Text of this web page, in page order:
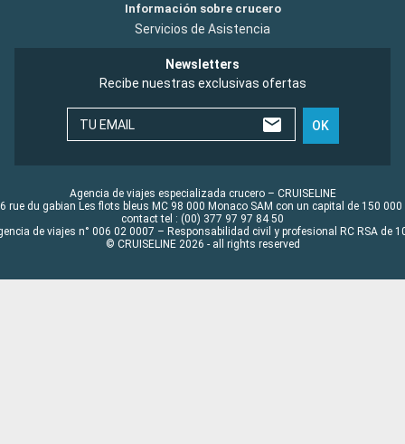
Información sobre crucero
Servicios de Asistencia
Newsletters
Recibe nuestras exclusivas ofertas
TU EMAIL OK
Agencia de viajes especializada crucero – CRUISELINE
rue du gabian Les flots bleus MC 98 000 Monaco SAM con un capital de 150 000
contact tel : (00) 377 97 97 84 50
de viajes n° 006 02 0007 – Responsabilidad civil y profesional RC RSA de
© CRUISELINE 2026 - all rights reserved